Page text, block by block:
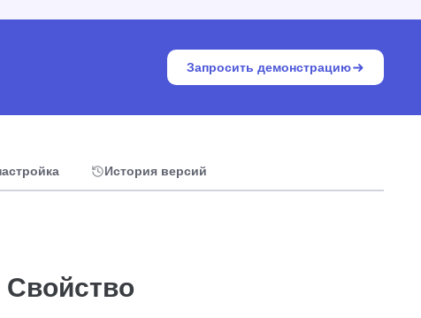
Запросить демонстрацию
История версий
Свойство